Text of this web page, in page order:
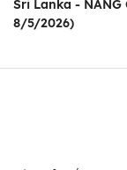
Sri Lanka - NÂNG
8/5/2026)